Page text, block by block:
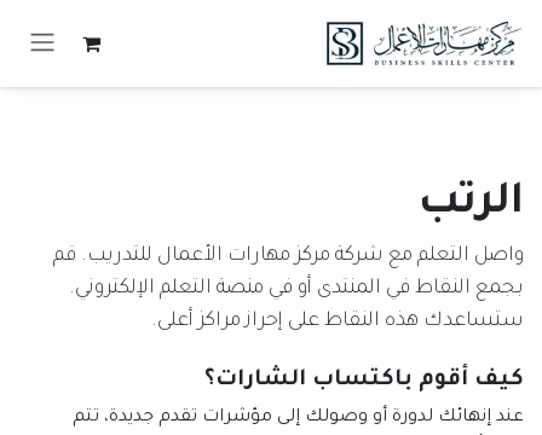
الرتب
واصل التعلم مع شركة مركز مهارات الأعمال للتدريب. قم
بجمع النقاط في المنتدى أو في منصة التعلم الإلكتروني.
ستساعدك هذه النقاط على إحراز مراكز أعلى.
كيف أقوم باكتساب الشارات؟
عند إنهائك لدورة أو وصولك إلى مؤشرات تقدم جديدة، تتم